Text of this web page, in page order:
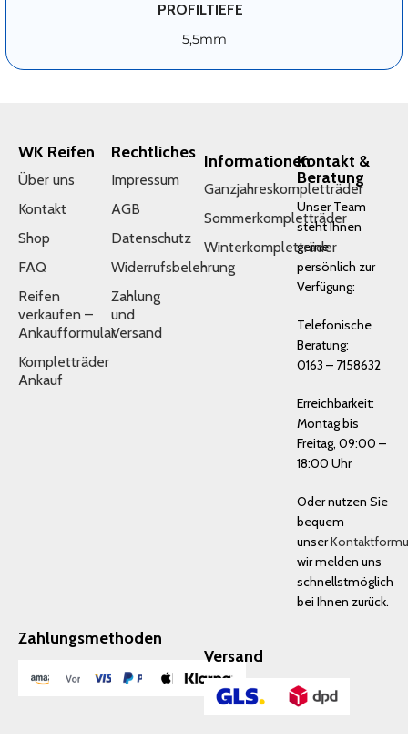
PROFILTIEFE
5,5mm
WK Reifen
Über uns
Kontakt
Shop
FAQ
Reifen
verkaufen –
Ankaufformular
Kompletträder
Ankauf
Rechtliches
Impressum
AGB
Datenschutz
Widerrufsbelehrung
Zahlung
und
Versand
Informationen
Ganzjahreskompletträder
Sommerkompletträder
Winterkompletträder
Kontakt &
Beratung
Unser Team
steht Ihnen
gerne
persönlich zur
Verfügung:
Telefonische
Beratung:
0163 – 7158632
Erreichbarkeit:
Montag bis
Freitag, 09:00 –
18:00 Uhr
Oder nutzen Sie
bequem
unser
wir melden uns
schnellstmöglich
bei Ihnen zurück.
Zahlungsmethoden
Versand